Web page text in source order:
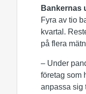
Bankernas
Fyra av tio
kvartal.
på flera
– Under
företag som
anpassa sig